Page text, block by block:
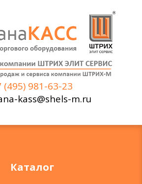
(495) 981-63-23
kass@shels-m.ru
Каталог